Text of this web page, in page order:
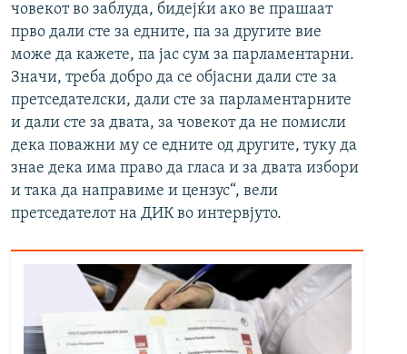
човекот во заблуда, бидејќи ако ве прашаат
прво дали сте за едните, па за другите вие
може да кажете, па јас сум за парламентарни.
Значи, треба добро да се објасни дали сте за
претседателски, дали сте за парламентарните
и дали сте за двата, за човекот да не помисли
дека поважни му се едните од другите, туку да
знае дека има право да гласа и за двата избори
и така да направиме и цензус“, вели
претседателот на ДИК во интервјуто.